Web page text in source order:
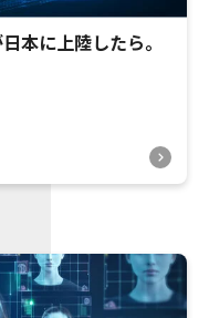
本に上陸したら。